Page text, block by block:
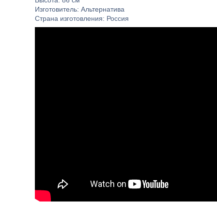
Изготовитель: Альтернатива
Страна изготовления: Россия